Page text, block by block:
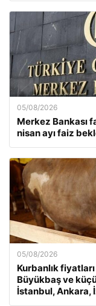
05/08/2026
Merkez Bankası
nisan ayı faiz
05/08/2026
Kurbanlık
Büyükbaş ve
İstanbul, Ankara,